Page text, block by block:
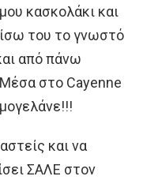
κασκολάκι και
του το γνωστό
από πάνω
στο Cayenne
και να
ΣΑΛΕ στον